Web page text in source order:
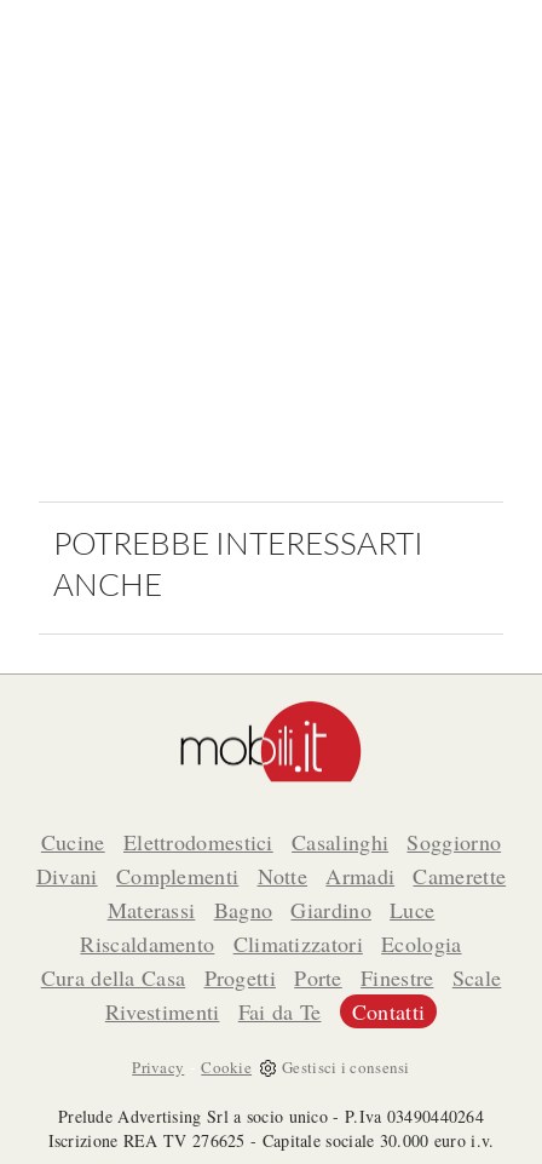
POTREBBE INTERESSARTI
ANCHE
Cucine Elettrodomestici Casalinghi
Soggiorno
Divani
Complementi Notte Armadi
Camerette
Materassi
Bagno Giardino
Luce
Riscaldamento
Climatizzatori
Ecologia
Cura della Casa
Progetti Porte Finestre
Scale
Rivestimenti
Fai da Te Contatti
Privacy -Cookie Gestisci i consensi
Prelude Advertising Srl a socio unico - P.Iva 03490440264
Iscrizione REA TV 276625 - Capitale sociale 30.000 euro i.v.